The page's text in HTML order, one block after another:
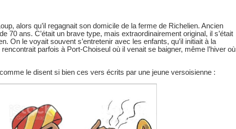
alors qu’il regagnait son domicile de la ferme de Richelien. Ancien
70 ans. C’était un brave type, mais extraordinairement original, il s’était
On le voyait souvent s’entretenir avec les enfants, qu’il initiait à la
parfois à Port-Choiseul où il venait se baigner, même l’hiver où
le disent si bien ces vers écrits par une jeune versoisienne :